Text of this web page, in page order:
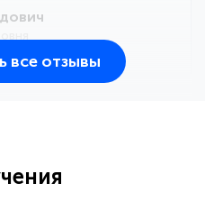
все отзывы